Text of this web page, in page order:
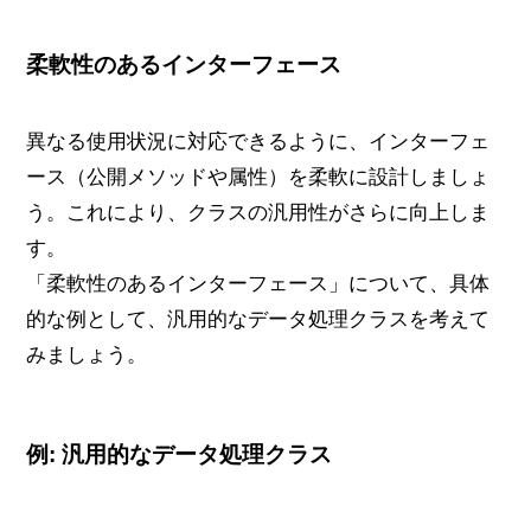
柔軟性のあるインターフェース
異なる使用状況に対応できるように、インターフェ
ース（公開メソッドや属性）を柔軟に設計しましょ
う。これにより、クラスの汎用性がさらに向上しま
す。
「柔軟性のあるインターフェース」について、具体
的な例として、汎用的なデータ処理クラスを考えて
みましょう。
例: 汎用的なデータ処理クラス